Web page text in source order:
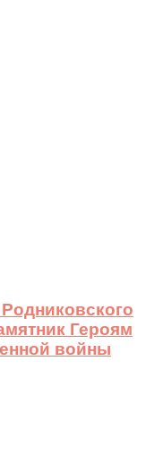
Героям
войны